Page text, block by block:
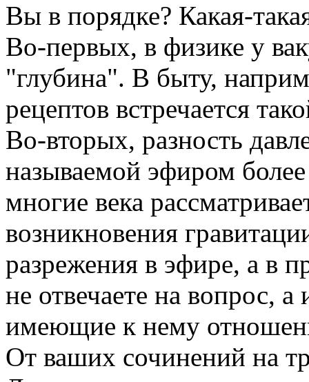
Вы в порядке? Какая-
Во-первых, в физике у
"глубина". В быту,
рецептов встречается
Во-вторых, разность
называемой эфиром
многие века
возникновения
разрежения в эфире, а в
не отвечаете на вопрос, а
имеющие к нему
От ваших сочинений на